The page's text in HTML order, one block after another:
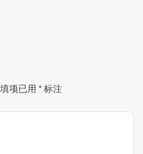
项已用 * 标注